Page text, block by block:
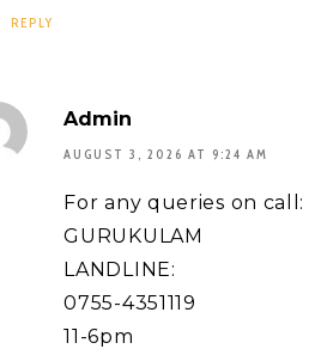
REPLY
Admin
AUGUST 3, 2026 AT 9:24 AM
For any queries on call:
GURUKULAM
LANDLINE:
0755-4351119
11-6pm